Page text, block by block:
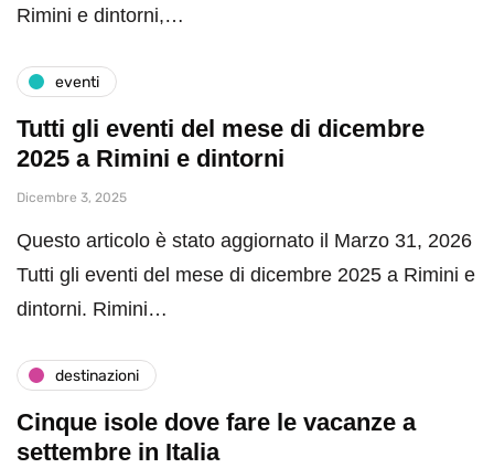
Rimini e dintorni,…
eventi
Tutti gli eventi del mese di dicembre
2025 a Rimini e dintorni
Dicembre 3, 2025
Questo articolo è stato aggiornato il Marzo 31, 2026
Tutti gli eventi del mese di dicembre 2025 a Rimini e
dintorni. Rimini…
destinazioni
Cinque isole dove fare le vacanze a
settembre in Italia